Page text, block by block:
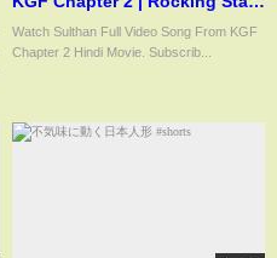
Yash |Prashanth Neel |Ravi
Basrur |Hombale
Watch Sulthan Full Video Song From KGF
Chapter 2 Hindi Movie. Subscrib...